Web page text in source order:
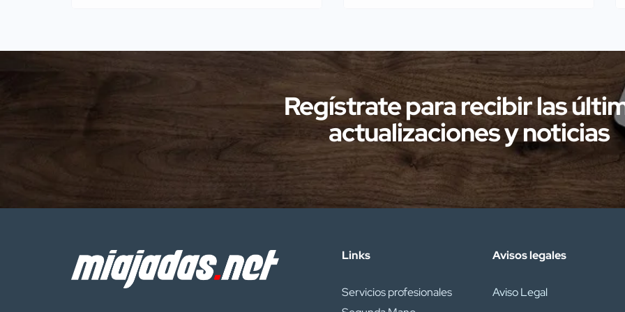
(SEPRONA) de la Comandancia de
Cáceres han llevado a cabo
investigaciones en diversas localidades
de la provincia de Cáceres relacionadas
con presuntos delitos […]
espectáculo de clown titulado “Ridi
Pagliaccio”. Será una cita ideal para
disfrutar en familia, combinando risas,
música y emociones. Venta […]
Regístrate para recibir las
actualizaciones y noticias
Links
Servicios profesionales
Avisos legales
Aviso Legal